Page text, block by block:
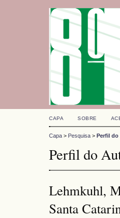
CAPA SOBRE
Capa > Pesquisa > Perfil do
Perfil do
Lehmkuhl,
Santa